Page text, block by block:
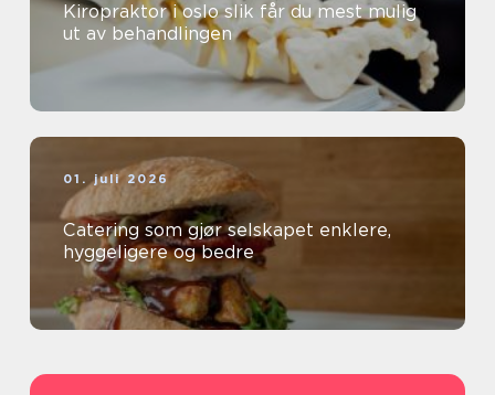
Kiropraktor i oslo slik får du mest mulig
ut av behandlingen
01. juli 2026
Catering som gjør selskapet enklere,
hyggeligere og bedre